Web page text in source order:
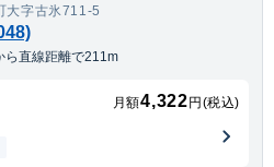
大字古氷711-5
ら直線距離で211m
月額4,322 円(税込)